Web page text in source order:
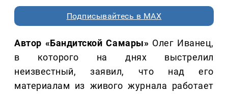
Подписывайтесь в MAX
Автор «Бандитской Самары» Олег Иванец,
в которого на днях выстрелил
неизвестный, заявил, что над его
материалам из живого журнала работает